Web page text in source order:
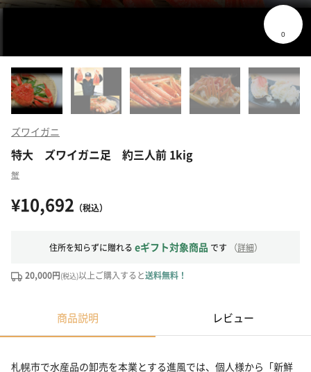
ズワイガニ
特大 ズワイガニ足 約三人前 1kig
蟹
¥10,692 （税込）
住所を知らずに贈れる eギフト対象商品 です （詳細）
20,000円(税込)以上ご購入すると送料無料！
商品説明 レビュー
札幌市で水産品の卸売を本業とする進風では、個人様から「新鮮